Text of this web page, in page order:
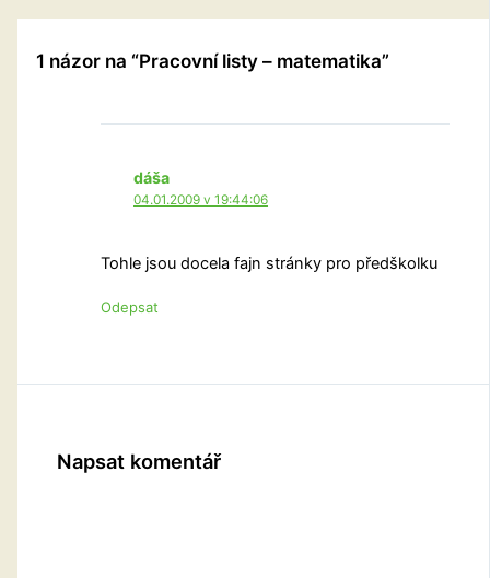
1 názor na “Pracovní listy – matematika”
dáša
04.01.2009 v 19:44:06
Tohle jsou docela fajn stránky pro předškolku
Odepsat
Napsat komentář